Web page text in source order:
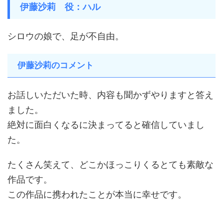
伊藤沙莉 役：ハル
シロウの娘で、足が不自由。
伊藤沙莉のコメント
お話しいただいた時、内容も聞かずやりますと答え
ました。
絶対に面白くなるに決まってると確信していまし
た。
たくさん笑えて、どこかほっこりくるとても素敵な
作品です。
この作品に携われたことが本当に幸せです。